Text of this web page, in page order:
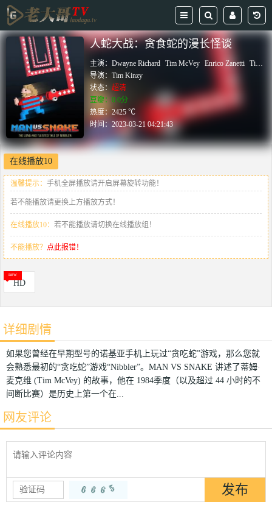
人蛇大战：贪食蛇的漫长怪谈
主演：Dwayne Richard Tim McVey Enrico Zanetti Tina McVey
导演：Tim Kinzy
状态：超清
豆瓣：0.0分
热度：2425 ℃
时间：2023-03-21 04:21:43
在线播放10
温馨提示： 手机全屏播放请开启屏幕旋转功能！
若不能播放请更换上方播放方式！
在线播放10： 若不能播放请切换在线播放组！
不能播放？ 点此报错！
HD
详细剧情
如果您曾经在早期型号的诺基亚手机上玩过“贪吃蛇”游戏，那么您就
会熟悉最初的“贪吃蛇”游戏“Nibbler”。MAN VS SNAKE 讲述了蒂姆·
麦克维 (Tim McVey) 的故事，他在 1984季度（以及超过 44 小时的不
间断比赛）是历史上第一个在...
网友评论